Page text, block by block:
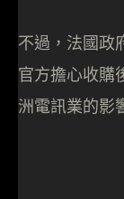
不過，法國政
官方擔心收購
洲電訊業的影